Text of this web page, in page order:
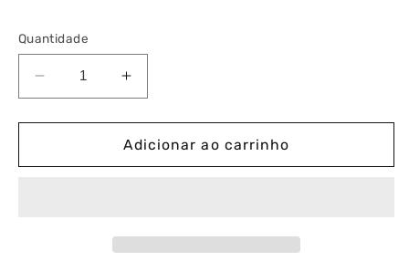
Quantidade
Diminuir
a
quantidade
Telerruptor
Aumentar
a
quantidade
de
Telerruptor
Adicionar ao carrinho